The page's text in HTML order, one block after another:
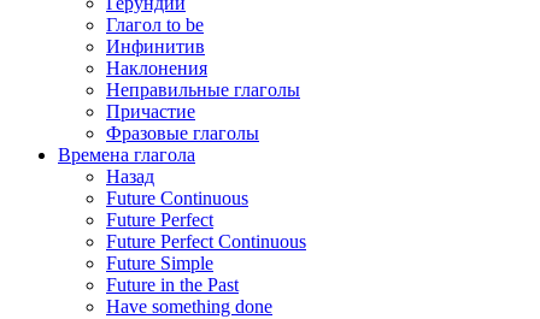
Глагол to be
Инфинитив
Наклонения
Неправильные глаголы
Причастие
Фразовые глаголы
Времена глагола
Назад
Future Continuous
Future Perfect
Future Perfect Continuous
Future Simple
Future in the Past
Have something done